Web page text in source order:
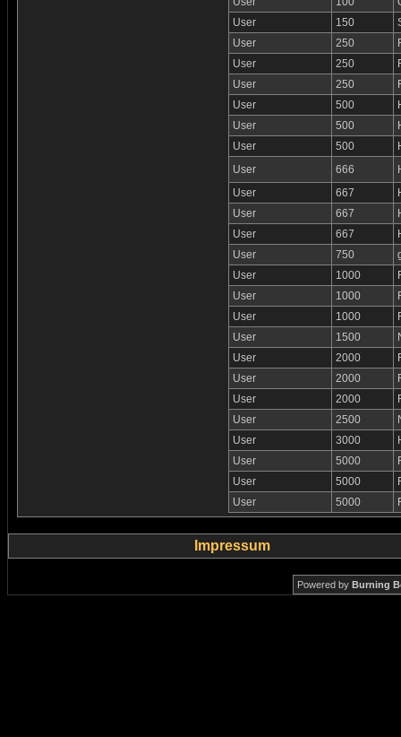
User
150
User
250
User
250
User
250
User
500
User
500
User
500
User
666
User
667
User
667
User
667
User
750
User
1000
User
1000
User
1000
User
1500
User
2000
User
2000
User
2000
User
2500
User
3000
User
5000
User
5000
User
5000
Impressum
Powered by Burning